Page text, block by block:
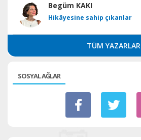
Begüm KAKI
Hikâyesine sahip çıkanlar
TÜM YAZARLAR
SOSYAL AĞLAR